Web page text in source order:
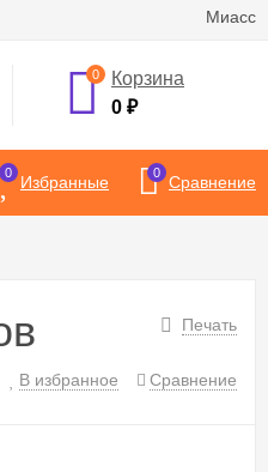
Миасс
0
Корзина
0₽
0 Избранные 0 Сравнение
Печать
В избранное Сравнение